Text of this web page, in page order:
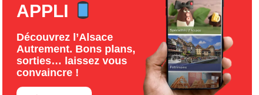
APPLI
Découvrez l’Alsace
Autrement. Bons plans,
sorties… laissez vous
convaincre !